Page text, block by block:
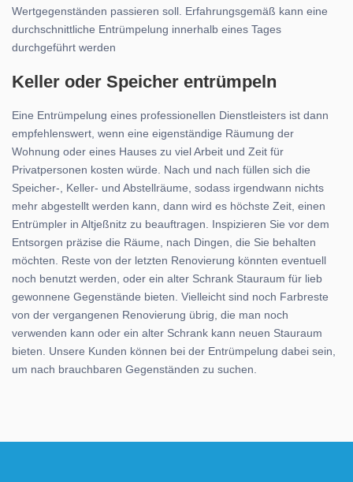
Wertgegenständen passieren soll. Erfahrungsgemäß kann eine
durchschnittliche Entrümpelung innerhalb eines Tages
durchgeführt werden
Keller oder Speicher entrümpeln
Eine Entrümpelung eines professionellen Dienstleisters ist dann
empfehlenswert, wenn eine eigenständige Räumung der
Wohnung oder eines Hauses zu viel Arbeit und Zeit für
Privatpersonen kosten würde. Nach und nach füllen sich die
Speicher-, Keller- und Abstellräume, sodass irgendwann nichts
mehr abgestellt werden kann, dann wird es höchste Zeit, einen
Entrümpler in Altjeßnitz zu beauftragen. Inspizieren Sie vor dem
Entsorgen präzise die Räume, nach Dingen, die Sie behalten
möchten. Reste von der letzten Renovierung könnten eventuell
noch benutzt werden, oder ein alter Schrank Stauraum für lieb
gewonnene Gegenstände bieten. Vielleicht sind noch Farbreste
von der vergangenen Renovierung übrig, die man noch
verwenden kann oder ein alter Schrank kann neuen Stauraum
bieten. Unsere Kunden können bei der Entrümpelung dabei sein,
um nach brauchbaren Gegenständen zu suchen.